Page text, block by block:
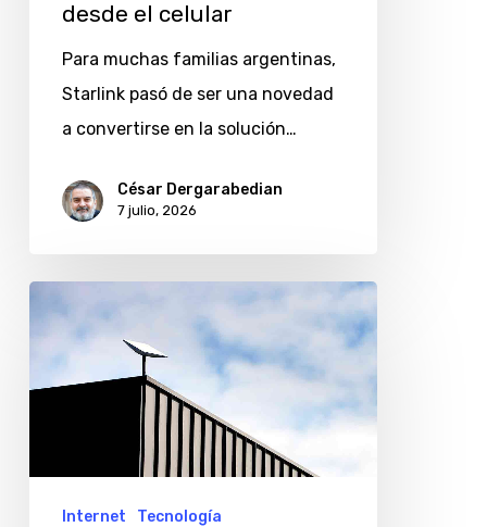
desde el celular
Para muchas familias argentinas,
Starlink pasó de ser una novedad
a convertirse en la solución…
César Dergarabedian
7 julio, 2026
necesitas
Internet Tecnología